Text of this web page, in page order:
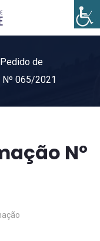
Pedido de
065/2021
Nº